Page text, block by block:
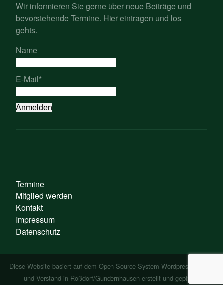
Wir informieren Sie gerne über neue Beiträge und
bevorstehende Termine. Hier eintragen und los
gehts.
Name
E-Mail*
Termine
Mitglied werden
Kontakt
Impressum
Datenschutz
Diese Website basiert auf dem Open-Source-System Wordpress - mit
und Verstand in Roßdorf/Gundernhausen erstellt und gepflegt.